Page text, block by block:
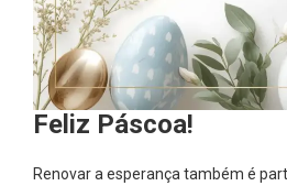
Feliz Páscoa!
Renovar a esperança também é